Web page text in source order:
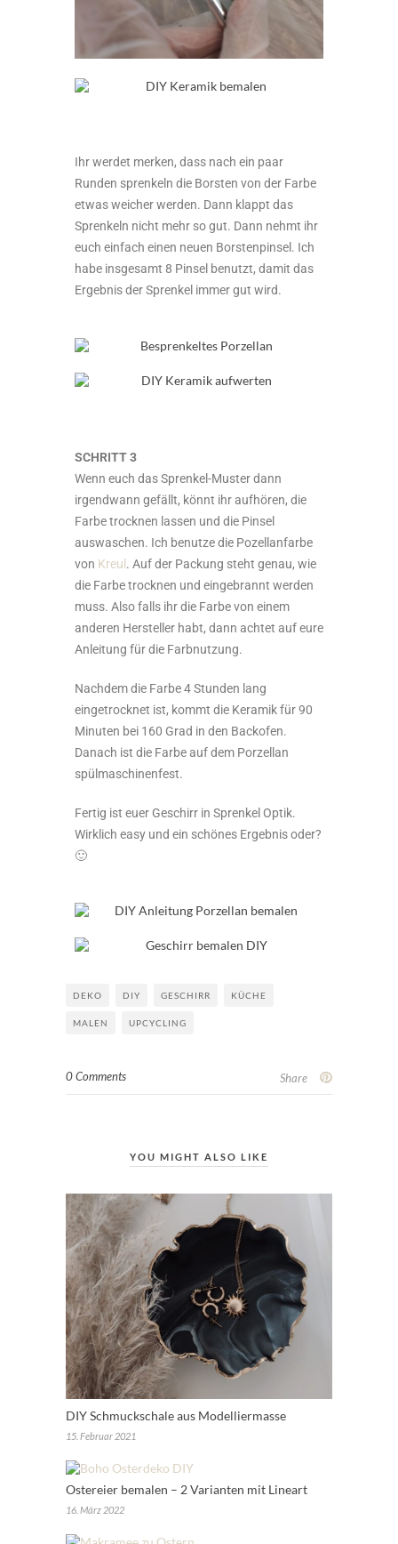
Ihr werdet merken, dass nach ein paar
Runden sprenkeln die Borsten von der Farbe
etwas weicher werden. Dann klappt das
Sprenkeln nicht mehr so gut. Dann nehmt ihr
euch einfach einen neuen Borstenpinsel. Ich
habe insgesamt 8 Pinsel benutzt, damit das
Ergebnis der Sprenkel immer gut wird.
SCHRITT 3
Wenn euch das Sprenkel-Muster dann
irgendwann gefällt, könnt ihr aufhören, die
Farbe trocknen lassen und die Pinsel
auswaschen. Ich benutze die Pozellanfarbe
von Kreul. Auf der Packung steht genau, wie
die Farbe trocknen und eingebrannt werden
muss. Also falls ihr die Farbe von einem
anderen Hersteller habt, dann achtet auf eure
Anleitung für die Farbnutzung.
Nachdem die Farbe 4 Stunden lang
eingetrocknet ist, kommt die Keramik für 90
Minuten bei 160 Grad in den Backofen.
Danach ist die Farbe auf dem Porzellan
spülmaschinenfest.
Fertig ist euer Geschirr in Sprenkel Optik.
Wirklich easy und ein schönes Ergebnis oder?
🙂
DEKO DIY GESCHIRR KÜCHE
MALEN UPCYCLING
0 Comments Share
YOU MIGHT ALSO LIKE
DIY Schmuckschale aus Modelliermasse
15. Februar 2021
Ostereier bemalen – 2 Varianten mit Lineart
16. März 2022